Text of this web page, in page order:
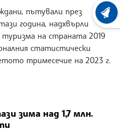
пътували през
година, надхвърли
на страната 2019
статистически
тримесечие на 2023 г.
зима над 1,7 млн.